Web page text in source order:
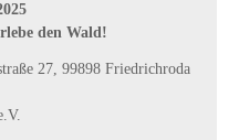
den Wald!
27, 99898 Friedrichroda